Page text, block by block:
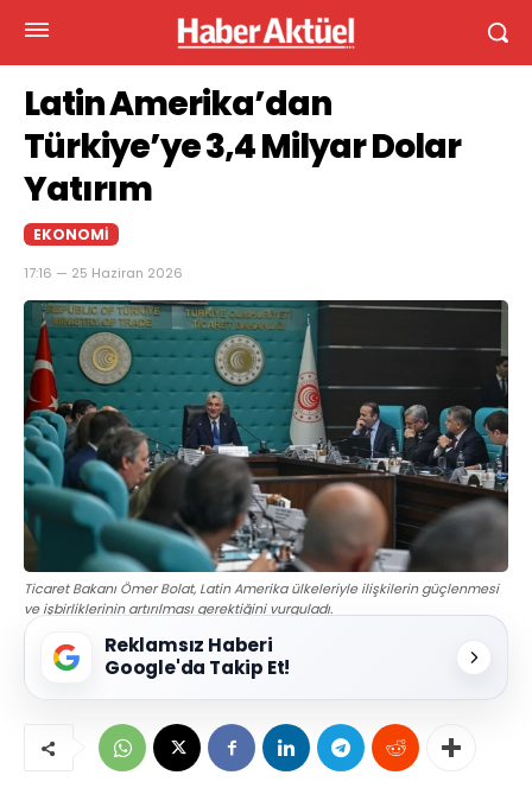
Latin Amerika’dan
Türkiye’ye 3,4 Milyar Dolar
Yatırım
EKONOMI
17:16 — 25 Haziran 2026
Ticaret Bakanı Ömer Bolat, Latin Amerika ülkeleriyle ilişkilerin güçlenmesi
ve işbirliklerinin artırılması gerektiğini vurguladı.
Reklamsız Haberi
Google'da Takip Et!